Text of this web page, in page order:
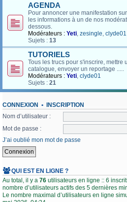
AGENDA
Pour annoncer une manifestation
les informations à un de nos
dessous.
Modérateurs : Yeti, zesingle, clyde01
Sujets : 13
TUTORIELS
Tous les trucs pour s'inscrire, mettre
catalogue, envoyer un reportage .....
Modérateurs : Yeti, clyde01
Sujets : 21
CONNEXION • INSCRIPTION
Nom d’utilisateur :
Mot de passe :
J’ai oublié mon mot de passe
QUI EST EN LIGNE ?
Au total, il y a 76 utilisateurs en ligne :: 6
nombre d’utilisateurs actifs des 5 dernières
Le nombre maximal d’utilisateurs en ligne